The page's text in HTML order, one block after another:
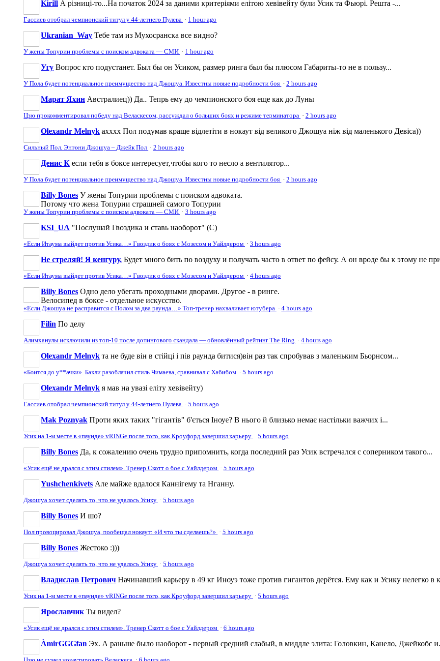
Kirill А різниці-то...На початок 2024 за даними критеріями елітою хевівейту були Усик та Фьюрі. Решта -...
Гассиев отобрал чемпионский титул у 44-летнего Пулева · 1 hour ago
Ukranian_Way Тебе там из Мухосранска все видно?
У жены Топурии проблемы с поиском адвоката — СМИ · 1 hour ago
Угу Вопрос кто подустанет. Был бы он Усиком, размер ринга был бы плюсом Габариты-то не в пользу...
У Пола будет потенциальное преимущество над Джошуа. Известны новые подробности боя · 2 hours ago
Марат Яхин Австралиец)) Да.. Тепрь ему до чемпионского боя еще как до Луны
Цзю прокомментировал победу над Веласкесом, рассуждал о больших боях и режиме терминатора · 2 hours ago
Olexandr Melnyk ахххх Пол подумав краще відлетіти в нокаут від великого Джошуа ніж від маленького Девіса))
Сильный Пол. Энтони Джошуа – Джейк Пол · 2 hours ago
Денис К если тебя в боксе интересует,чтобы кого то несло а вентилятор...
У Пола будет потенциальное преимущество над Джошуа. Известны новые подробности боя · 2 hours ago
Billy Bones У жены Топурии проблемы с поиском адвоката.
Потому что жена Топурии страшней самого Топурии
У жены Топурии проблемы с поиском адвоката — СМИ · 3 hours ago
KSI_UA "Послушай Гвоздика и ставь наоборот" (С)
«Если Итаума выйдет против Усика…» Гвоздик о боях с Мозесом и Уайлдером · 3 hours ago
Не стреляй! Я кенгуру. Будет много бить по воздуху и получать часто в ответ по фейсу. А он вроде бы к этому не
«Если Итаума выйдет против Усика…» Гвоздик о боях с Мозесом и Уайлдером · 4 hours ago
Billy Bones Одно дело убегать проходными дворами. Другое - в ринге.
Велосипед в боксе - отдельное искусство.
«Если Джошуа не расправится с Полом за два раунда…» Топ-тренер нахваливает ютубера · 4 hours ago
Filin По делу
Алимханулы исключили из топ-10 после допингового скандала — обновлённый рейтинг The Ring · 4 hours ago
Olexandr Melnyk та не буде він в стійці і пів раунда битися)він раз так спробував з маленьким Бьорнсом...
«Боится до у**ачки». Бакли разоблачил стиль Чимаева, сравнивал с Хабибом · 5 hours ago
Olexandr Melnyk я мав на увазі еліту хевівейту)
Гассиев отобрал чемпионский титул у 44-летнего Пулева · 5 hours ago
Mak Poznyak Проти яких таких "гігантів" б'ється Іноуе? В нього й близько немає настільки важчих і...
Усик на 1-м месте в «паунде» vRINGe после того, как Кроуфорд завершил карьеру · 5 hours ago
Billy Bones Да, к сожалению очень трудно припомнить, когда последний раз Усик встречался с соперником такого...
«Усик ещё не дрался с этим стилем». Тренер Скотт о бое с Уайлдером · 5 hours ago
Yushchenkivets Але майже вдалося Каннігему та Нганну.
Джошуа хочет сделать то, что не удалось Усику · 5 hours ago
Billy Bones И шо?
Пол провоцировал Джошуа, пообещал нокаут: «И что ты сделаешь?» · 5 hours ago
Billy Bones Жестоко :)))
Джошуа хочет сделать то, что не удалось Усику · 5 hours ago
Владислав Петрович Начинавший карьеру в 49 кг Иноуэ тоже против гигантов дерётся. Ему как и Усику нелегко в
Усик на 1-м месте в «паунде» vRINGe после того, как Кроуфорд завершил карьеру · 5 hours ago
Ярославчик Ты видел?
«Усик ещё не дрался с этим стилем». Тренер Скотт о бое с Уайлдером · 6 hours ago
ÀmirGGGfan Эх. А раньше было наоборот - первый средний слабый, в миддле элита: Головкин, Канело, Джейкобс